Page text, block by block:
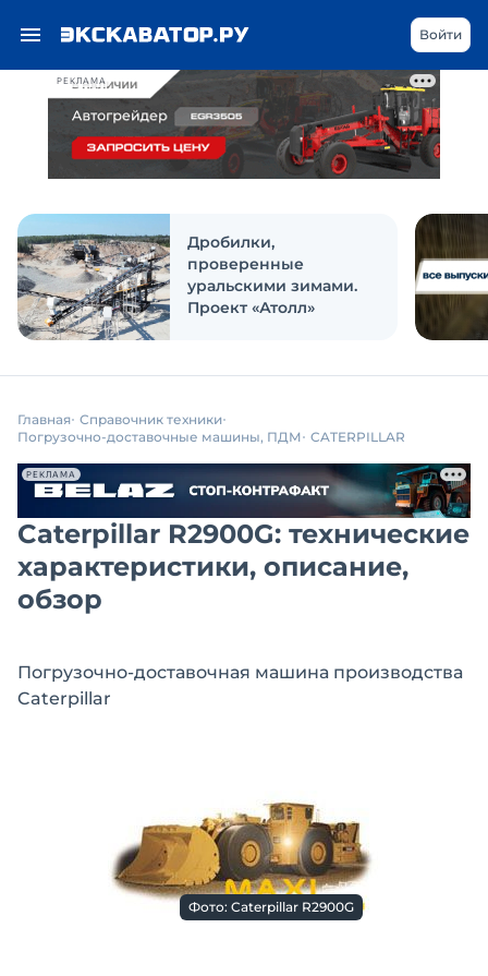
РЕКЛАМА
Войти
Дробилки,
проверенные
уральскими зимами.
Проект «Атолл»
Главная Справочник техники
Погрузочно-доставочные машины, ПДМ CATERPILLAR
РЕКЛАМА
Caterpillar R2900G: технические
характеристики, описание,
обзор
Погрузочно-доставочная машина производства
Caterpillar
Фото: Caterpillar R2900G